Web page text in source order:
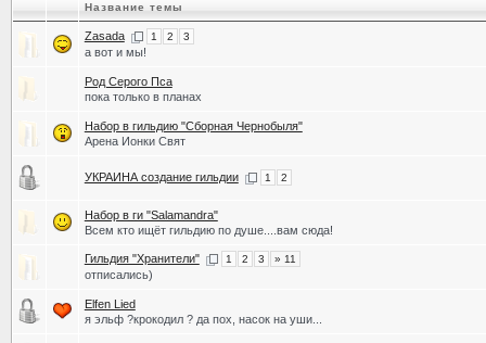
Название темы
Zasada 1 2 3
а вот и мы!
Род Серого Пса
пока только в планах
Набор в гильдию "Сборная Чернобыля"
Арена Ионки Свят
УКРАИНА создание гильдии 1 2
Набор в ги "Salamandra"
Всем кто ищёт гильдию по душе....вам сюда!
Гильдия "Хранители" 1 2 3 » 11
отписались)
Elfen Lied
я эльф ?крокодил ? да пох, насок на уши...